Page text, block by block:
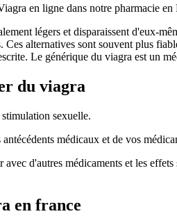
en ligne dans notre pharmacie en
légers et disparaissent d'eux-
Ces alternatives sont souvent plus
Le générique du viagra est un
du viagra
sexuelle.
médicaux et de vos
d'autres médicaments et les
en france